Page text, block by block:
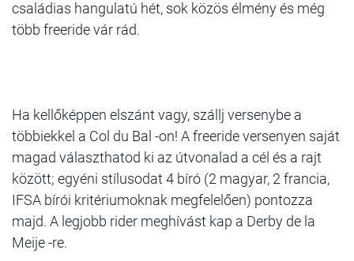
családias hangulatú hét, sok közös élmény és még
több freeride vár rád.
Ha kellőképpen elszánt vagy, szállj versenybe a
többiekkel a Col du Bal -on! A freeride versenyen saját
magad választhatod ki az útvonalad a cél és a rajt
között; egyéni stílusodat 4 bíró (2 magyar, 2 francia,
IFSA bírói kritériumoknak megfelelően) pontozza
majd. A legjobb rider meghívást kap a Derby de la
Meije -re.